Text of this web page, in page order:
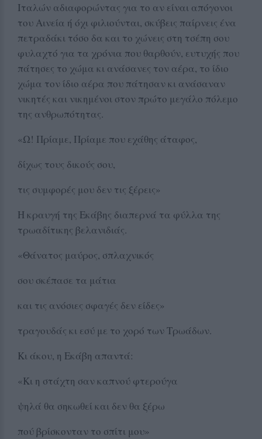
Ιταλών αδιαφορώντας για το αν είναι απόγονοι
του Αινεία ή όχι φιλιούνται, σκύβεις παίρνεις ένα
πετραδάκι τόσο δα και το χώνεις στη τσέπη σου
φυλαχτό για τα χρόνια που θαρθούν, ευτυχής που
πάτησες το χώμα κι ανάσανες τον αέρα, το ίδιο
χώμα τον ίδιο αέρα που πάτησαν κι ανάσαναν
νικητές και νικημένοι στον πρώτο μεγάλο πόλεμο
της ανθρωπότητας.
«Ω! Πρίαμε, Πρίαμε που εχάθης άταφος,
δίχως τους δικούς σου,
τις συμφορές μου δεν τις ξέρεις»
Η κραυγή της Εκάβης διαπερνά τα φύλλα της
τρωαδίτικης βελανιδιάς.
«Θάνατος μαύρος, σπλαχνικός
σου σκέπασε τα μάτια
και τις ανόσιες σφαγές δεν είδες»
τραγουδάς κι εσύ με το χορό των Τρωάδων.
Κι άκου, η Εκάβη απαντά:
«Κι η στάχτη σαν καπνού φτερούγα
ψηλά θα σηκωθεί και δεν θα ξέρω
πού βρίσκονταν το σπίτι μου»